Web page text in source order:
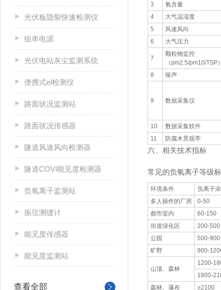
光伏板隐裂快速检测仪
组串电源
光伏电站灰尘监测系统
便携式el检测仪
路面状况监测站
路面状况传感器
隧道风速风向检测器
隧道COVI能见度检测器
负氧离子监测站
振弦测缝计
能见度传感器
能见度监测站
查看全部
3
氧含量
4
大气温湿度
5
风速风向
6
大气压力
7
颗粒物监控
（pm2.5/pm10/TSP
8
噪声
9 数据采集仪
10
数据采集软件
11
防腐木景观亭
六、相关技术指标
常见的负氧离子等级
环境条件
负离子
多人操作的厂房
0-50
都市室内
60-150
街道绿化区
200-500
公园
500-900
旷野
900-
山顶、森林
1200-
1800-
森林、瀑布
≥2100